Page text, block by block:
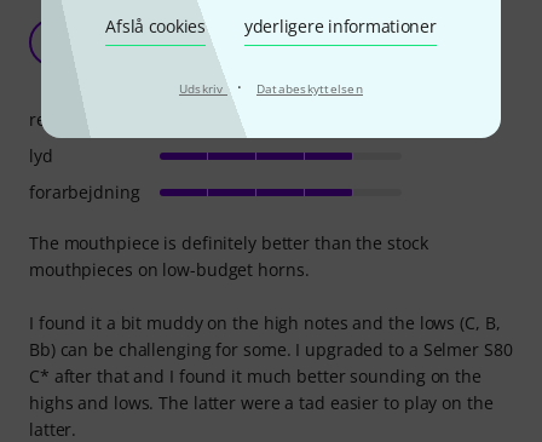
Afslå cookies yderligere informationer
Udskriv · Databeskyttelsen
Better than the stock mouthpiece on cheap
horns
lazarov 26.01.2019
The mouthpiece is definitely better than the stock
mouthpieces on low-budget horns.
I found it a bit muddy on the high notes and the lows (C, B,
Bb) can be challenging for some. I upgraded to a Selmer S80
C* after that and I found it much better sounding on the
highs and lows. The latter were a tad easier to play on the
latter.
respons
lyd
forarbejdning